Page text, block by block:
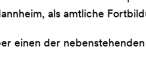
als amtliche
einen der